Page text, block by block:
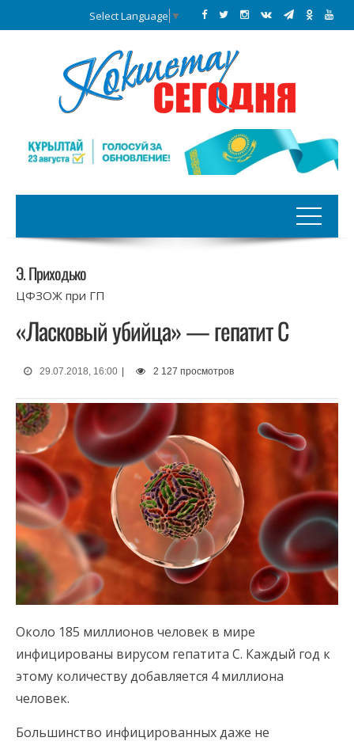
Select Language ▼
Э. Приходько
ЦФЗОЖ при ГП
«Ласковый убийца» — гепатит С
29.07.2018, 16:00 2 127 просмотров
Около 185 миллионов человек в мире
инфицированы вирусом гепатита С. Каждый год к
этому количеству добавляется 4 миллиона
человек.
Большинство инфицированных даже не